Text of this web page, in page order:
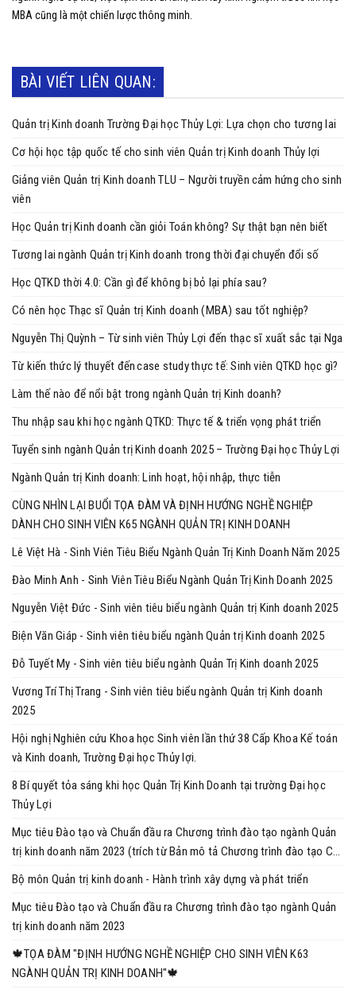
MBA cũng là một chiến lược thông minh.
BÀI VIẾT LIÊN QUAN:
Quản trị Kinh doanh Trường Đại học Thủy Lợi: Lựa chọn cho tương lai
Cơ hội học tập quốc tế cho sinh viên Quản trị Kinh doanh Thủy lợi
Giảng viên Quản trị Kinh doanh TLU – Người truyền cảm hứng cho sinh
viên
Học Quản trị Kinh doanh cần giỏi Toán không? Sự thật bạn nên biết
Tương lai ngành Quản trị Kinh doanh trong thời đại chuyển đổi số
Học QTKD thời 4.0: Cần gì để không bị bỏ lại phía sau?
Có nên học Thạc sĩ Quản trị Kinh doanh (MBA) sau tốt nghiệp?
Nguyễn Thị Quỳnh – Từ sinh viên Thủy Lợi đến thạc sĩ xuất sắc tại Nga
Từ kiến thức lý thuyết đến case study thực tế: Sinh viên QTKD học gì?
Làm thế nào để nổi bật trong ngành Quản trị Kinh doanh?
Thu nhập sau khi học ngành QTKD: Thực tế & triển vọng phát triển
Tuyển sinh ngành Quản trị Kinh doanh 2025 – Trường Đại học Thủy Lợi
Ngành Quản trị Kinh doanh: Linh hoạt, hội nhập, thực tiễn
CÙNG NHÌN LẠI BUỔI TỌA ĐÀM VÀ ĐỊNH HƯỚNG NGHỀ NGHIỆP
DÀNH CHO SINH VIÊN K65 NGÀNH QUẢN TRỊ KINH DOANH
Lê Việt Hà - Sinh Viên Tiêu Biểu Ngành Quản Trị Kinh Doanh Năm 2025
Đào Minh Anh - Sinh Viên Tiêu Biểu Ngành Quản Trị Kinh Doanh 2025
Nguyễn Việt Đức - Sinh viên tiêu biểu ngành Quản trị Kinh doanh 2025
Biện Văn Giáp - Sinh viên tiêu biểu ngành Quản trị Kinh doanh 2025
Đỗ Tuyết My - Sinh viên tiêu biểu ngành Quản Trị Kinh doanh 2025
Vương Trí Thị Trang - Sinh viên tiêu biểu ngành Quản trị Kinh doanh
2025
Hội nghị Nghiên cứu Khoa học Sinh viên lần thứ 38 Cấp Khoa Kế toán
và Kinh doanh, Trường Đại học Thủy lợi.
8 Bí quyết tỏa sáng khi học Quản Trị Kinh Doanh tại trường Đại học
Thủy Lợi
Mục tiêu Đào tạo và Chuẩn đầu ra Chương trình đào tạo ngành Quản
trị kinh doanh năm 2023 (trích từ Bản mô tả Chương trình đào tạo Cử
nhân Ngành Quản trị kinh doanh năm 2023)
Bộ môn Quản trị kinh doanh - Hành trình xây dựng và phát triển
Mục tiêu Đào tạo và Chuẩn đầu ra Chương trình đào tạo ngành Quản
trị kinh doanh năm 2023
🍁TỌA ĐÀM "ĐỊNH HƯỚNG NGHỀ NGHIỆP CHO SINH VIÊN K63
NGÀNH QUẢN TRỊ KINH DOANH"🍁